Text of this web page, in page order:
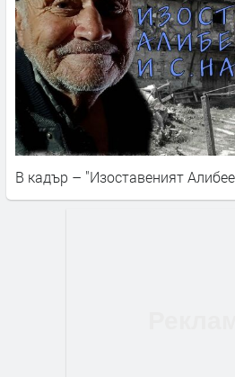
В кадър – "Изоставеният